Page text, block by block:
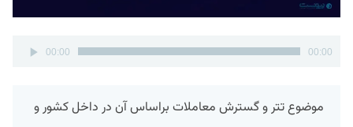
پخش‌کننده
00:00 00:00
موضوع تتر و گسترش معاملات براساس آن در داخل کشور و